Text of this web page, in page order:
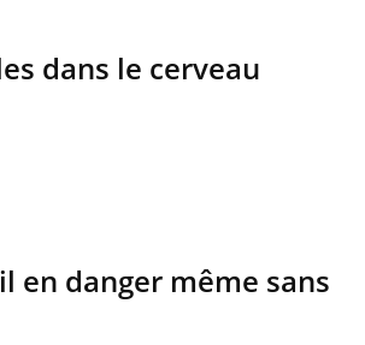
dans le cerveau
en danger même sans